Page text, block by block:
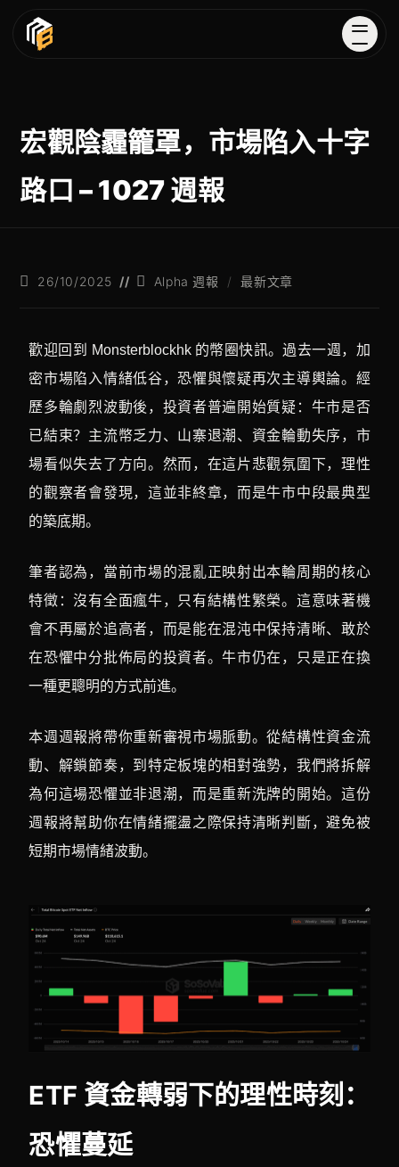
宏觀陰霾籠罩，市場陷入十字
路口 – 1027 週報
26/10/2025 Alpha 週報 / 最新文章
歡迎回到 Monsterblockhk 的幣圈快訊。過去一週，加
密市場陷入情緒低谷，恐懼與懷疑再次主導輿論。經
歷多輪劇烈波動後，投資者普遍開始質疑：牛市是否
已結束？主流幣乏力、山寨退潮、資金輪動失序，市
場看似失去了方向。然而，在這片悲觀氛圍下，理性
的觀察者會發現，這並非終章，而是牛市中段最典型
的築底期。
筆者認為，當前市場的混亂正映射出本輪周期的核心
特徵：沒有全面瘋牛，只有結構性繁榮。這意味著機
會不再屬於追高者，而是能在混沌中保持清晰、敢於
在恐懼中分批佈局的投資者。牛市仍在，只是正在換
一種更聰明的方式前進。
本週週報將帶你重新審視市場脈動。從結構性資金流
動、解鎖節奏，到特定板塊的相對強勢，我們將拆解
為何這場恐懼並非退潮，而是重新洗牌的開始。這份
週報將幫助你在情緒擺盪之際保持清晰判斷，避免被
短期市場情緒波動。
ETF 資金轉弱下的理性時刻：
恐懼蔓延